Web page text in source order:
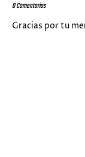
0 Comentarios
Gracias por tu